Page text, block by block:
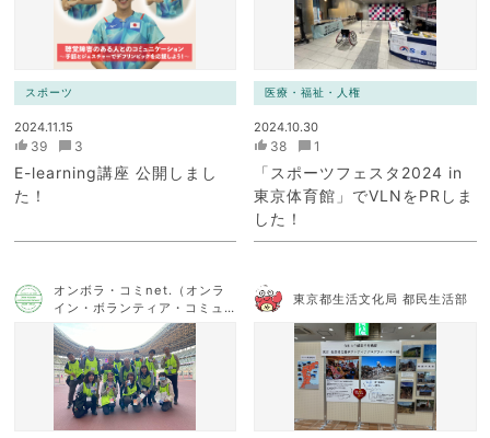
スポーツ
2024.11.15
39 3
E-learning講座 公開しまし
た！
医療・福祉・人権
2024.10.30
38 1
「スポーツフェスタ2024 in
東京体育館」でVLNをPRしま
した！
オンボラ・コミnet.（オンラ
イン・ボランティア・コミュ
ニケーション・ネットワー
ク）
東京都生活文化局 都民生活部